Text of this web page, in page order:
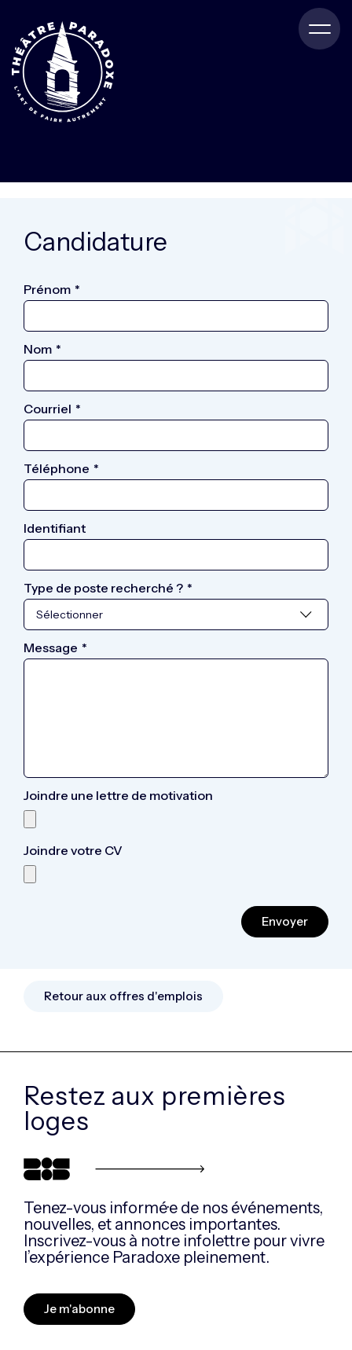
Candidature
Prénom *
Nom *
Courriel *
Téléphone *
Identifiant
Type de poste recherché ? *
Message *
Joindre une lettre de motivation
Joindre votre CV
Envoyer
Retour aux offres d'emplois
Restez aux premières
loges
Tenez-vous informé·e de nos événements,
nouvelles, et annonces importantes.
Inscrivez-vous à notre infolettre pour vivre
l’expérience Paradoxe pleinement.
Je m'abonne